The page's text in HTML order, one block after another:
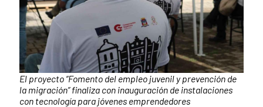
Pie de foto:
El proyecto “Fomento del empleo juvenil y prevención de
la migración” finaliza con inauguración de instalaciones
con tecnología para jóvenes emprendedores